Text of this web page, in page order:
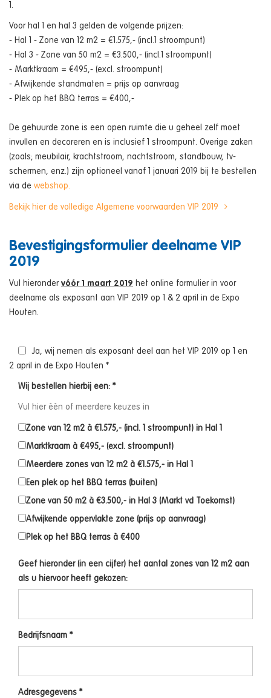
1.
Voor hal 1 en hal 3 gelden de volgende prijzen:
- Hal 1 - Zone van 12 m2 = €1.575,- (incl.1 stroompunt)
- Hal 3 - Zone van 50 m2 = €3.500,- (incl.1 stroompunt)
- Marktkraam = €495,- (excl. stroompunt)
- Afwijkende standmaten = prijs op aanvraag
- Plek op het BBQ terras = €400,-
De gehuurde zone is een open ruimte die u geheel zelf moet
invullen en decoreren en is inclusief 1 stroompunt. Overige zaken
(zoals; meubilair, krachtstroom, nachtstroom, standbouw, tv-
schermen, enz.) zijn optioneel vanaf 1 januari 2019 bij te bestellen
via de webshop.
Bekijk hier de volledige Algemene voorwaarden VIP 2019
Bevestigingsformulier deelname VIP
2019
Vul hieronder vóór 1 maart 2019 het online formulier in voor
deelname als exposant aan VIP 2019 op 1 & 2 april in de Expo
Houten.
Ja, wij nemen als exposant deel aan het VIP 2019 op 1 en
2 april in de Expo Houten *
Wij bestellen hierbij een: *
Vul hier één of meerdere keuzes in
Zone van 12 m2 à €1.575,- (incl. 1 stroompunt) in Hal 1
Marktkraam à €495,- (excl. stroompunt)
Meerdere zones van 12 m2 à €1.575,- in Hal 1
Een plek op het BBQ terras (buiten)
Zone van 50 m2 à €3.500,- in Hal 3 (Markt vd Toekomst)
Afwijkende oppervlakte zone (prijs op aanvraag)
Plek op het BBQ terras à €400
Geef hieronder (in een cijfer) het aantal zones van 12 m2 aan
als u hiervoor heeft gekozen:
Bedrijfsnaam *
Adresgegevens *